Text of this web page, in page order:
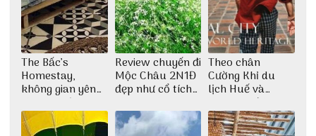
The Bấc’s
Homestay,
không gian yên
bình tại Hòn Sơn
Review chuyến đi
Mộc Châu 2N1Đ
đẹp như cổ tích
Thu Hà
Theo chân
Cường Khỉ du
lịch Huế và
check-in đúng
những góc chụp
đẹp